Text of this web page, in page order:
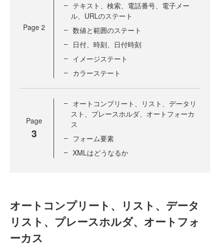
Page 2
テキスト、検索、電話番号、電子メー
ル、URLのステート
数値と範囲のステート
日付、時刻、日付時刻
イメージステート
カラーステート
Page
3
オートコンプリート、リスト、データリ
スト、プレースホルダ、オートフォーカ
ス
フォーム要素
XMLはどうなるか
オートコンプリート、リスト、データ
リスト、プレースホルダ、オートフォ
ーカス